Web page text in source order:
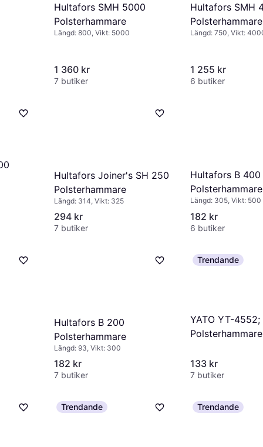
Hultafors SMH 5000
Polsterhammare
Längd: 800, Vikt: 5000
1 360 kr
7 butiker
Hultafors SMH
Polsterhammare
Längd: 750, Vikt:
1 255 kr
6 butiker
Hultafors Joiner's SH 250
Polsterhammare
Längd: 314, Vikt: 325
294 kr
7 butiker
Hultafors B 400
Polsterhammare
Längd: 305, Vikt: 500
182 kr
6 butiker
Hultafors B 200
Polsterhammare
Längd: 93, Vikt: 300
182 kr
7 butiker
Trendande
YATO YT-4552;
Polsterhammare
133 kr
7 butiker
Trendande Trendande